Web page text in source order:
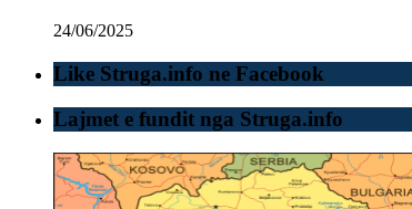
24/06/2025
Like Struga.info ne Facebook
Lajmet e fundit nga Struga.info